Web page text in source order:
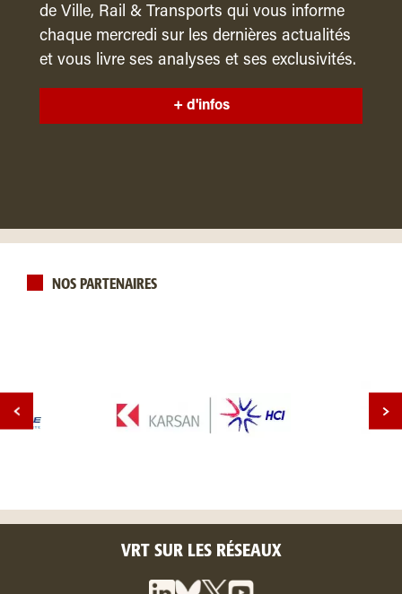
de Ville, Rail & Transports qui vous informe
chaque mercredi sur les dernières actualités
et vous livre ses analyses et ses exclusivités.
+ d'infos
NOS PARTENAIRES
VRT SUR LES RÉSEAUX